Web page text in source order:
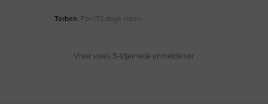
Torben , For 170 dage siden
Viser vores 5-stjernede anmeldelser.